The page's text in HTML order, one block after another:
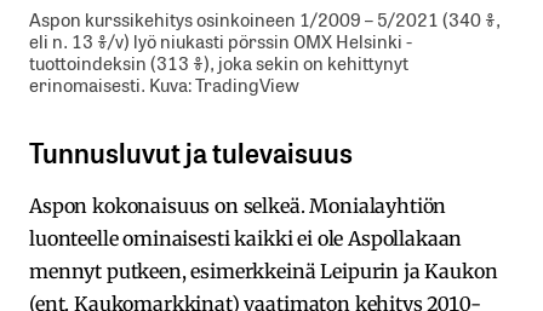
Aspon kurssikehitys osinkoineen 1/2009 – 5/2021 (340 %,
eli n. 13 %/v) lyö niukasti pörssin OMX Helsinki -
tuottoindeksin (313 %), joka sekin on kehittynyt
erinomaisesti. Kuva: TradingView
Tunnusluvut ja tulevaisuus
Aspon kokonaisuus on selkeä. Monialayhtiön
luonteelle ominaisesti kaikki ei ole Aspollakaan
mennyt putkeen, esimerkkeinä Leipurin ja Kaukon
(ent. Kaukomarkkinat) vaatimaton kehitys 2010-